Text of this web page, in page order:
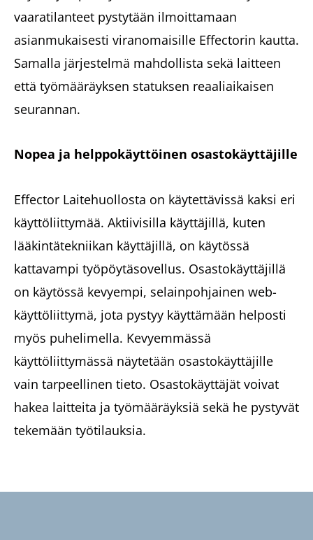
vaaratilanteet pystytään ilmoittamaan
asianmukaisesti viranomaisille Effectorin kautta.
Samalla järjestelmä mahdollista sekä laitteen
että työmääräyksen statuksen reaaliaikaisen
seurannan.
Nopea ja helppokäyttöinen osastokäyttäjille
Effector Laitehuollosta on käytettävissä kaksi eri
käyttöliittymää. Aktiivisilla käyttäjillä, kuten
lääkintätekniikan käyttäjillä, on käytössä
kattavampi työpöytäsovellus. Osastokäyttäjillä
on käytössä kevyempi, selainpohjainen web-
käyttöliittymä, jota pystyy käyttämään helposti
myös puhelimella. Kevyemmässä
käyttöliittymässä näytetään osastokäyttäjille
vain tarpeellinen tieto. Osastokäyttäjät voivat
hakea laitteita ja työmääräyksiä sekä he pystyvät
tekemään työtilauksia.